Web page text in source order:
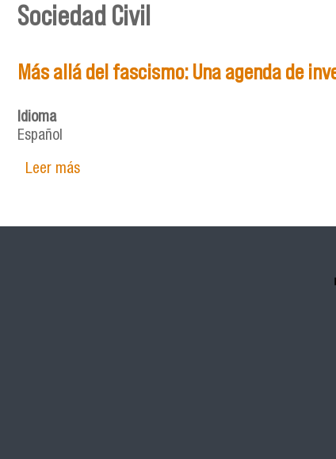
Se encuentra usted aquí
Sociedad Civil
Más allá del fascismo: Una agenda de
Idioma
Español
Leer mássobre Más allá del fascismo: Una agenda